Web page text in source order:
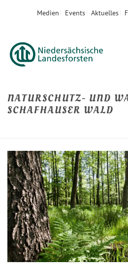
Medien Events Aktuelles
NATURSCHUTZ- UND
SCHAFHAUSER WALD